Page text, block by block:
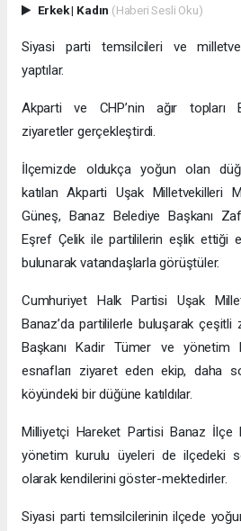
Erkek| Kadın (Haberi Sesli Oku)
Siyasi parti temsilcileri ve
yaptılar.
Akparti ve CHP’nin ağır topları
ziyaretler gerçekleştirdi.
İlçemizde oldukça yoğun olan
katılan Akparti Uşak Milletvekilleri
Güneş, Banaz Belediye Başkanı
Eşref Çelik ile partililerin eşlik ettiği
bulunarak vatandaşlarla görüştüler.
Cumhuriyet Halk Partisi Uşak
Banaz’da partililerle buluşarak çeşitli
Başkanı Kadir Tümer ve yönetim
esnafları ziyaret eden ekip, daha
köyündeki bir düğüne katıldılar.
Milliyetçi Hareket Partisi Banaz İlçe
yönetim kurulu üyeleri de ilçedeki
olarak kendilerini göster-mektedirler.
Siyasi parti temsilcilerinin ilçede